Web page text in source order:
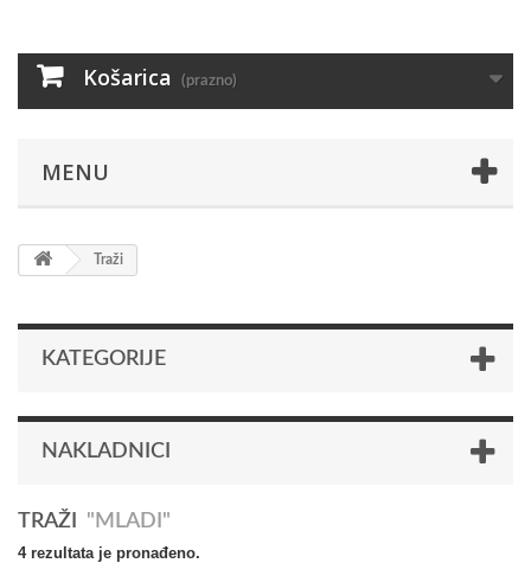
Košarica (prazno)
MENU
Traži
KATEGORIJE
NAKLADNICI
TRAŽI "MLADI"
4 rezultata je pronađeno.